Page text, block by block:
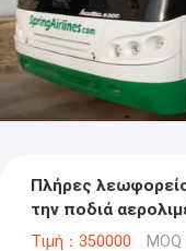
Πλήρες
την ποδιά
Τιμή：350000